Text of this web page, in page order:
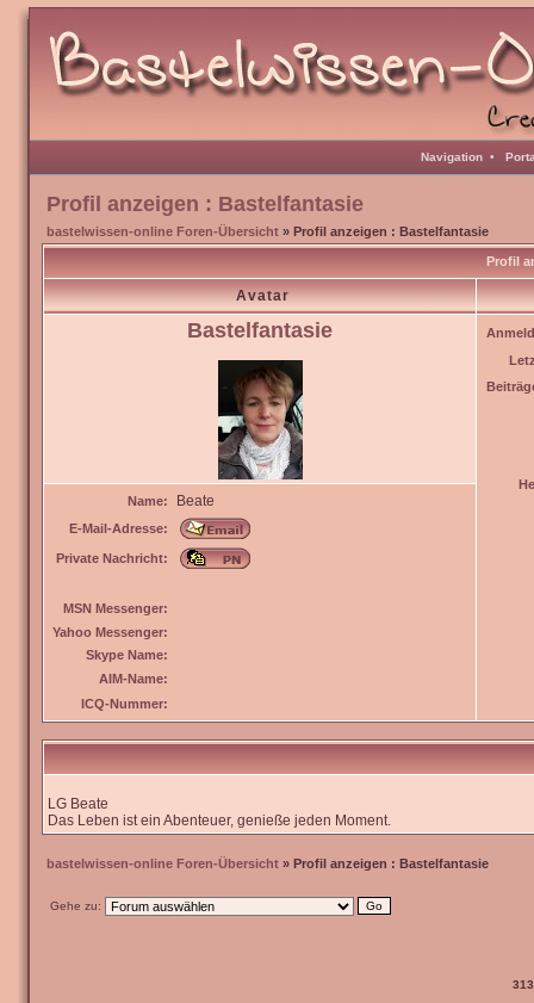
Navigation •
Profil anzeigen : Bastelfantasie
bastelwissen-online Foren-Übersicht » Profil anzeigen : Bastelfantasie
Profil
Avatar
Bastelfantasie
Name:
Beate
E-Mail-Adresse:
Private Nachricht:
MSN Messenger:
Yahoo Messenger:
Skype Name:
AIM-Name:
ICQ-Nummer:
LG Beate
Das Leben ist ein Abenteuer, genieße jeden Moment.
bastelwissen-online Foren-Übersicht » Profil anzeigen : Bastelfantasie
Gehe zu: